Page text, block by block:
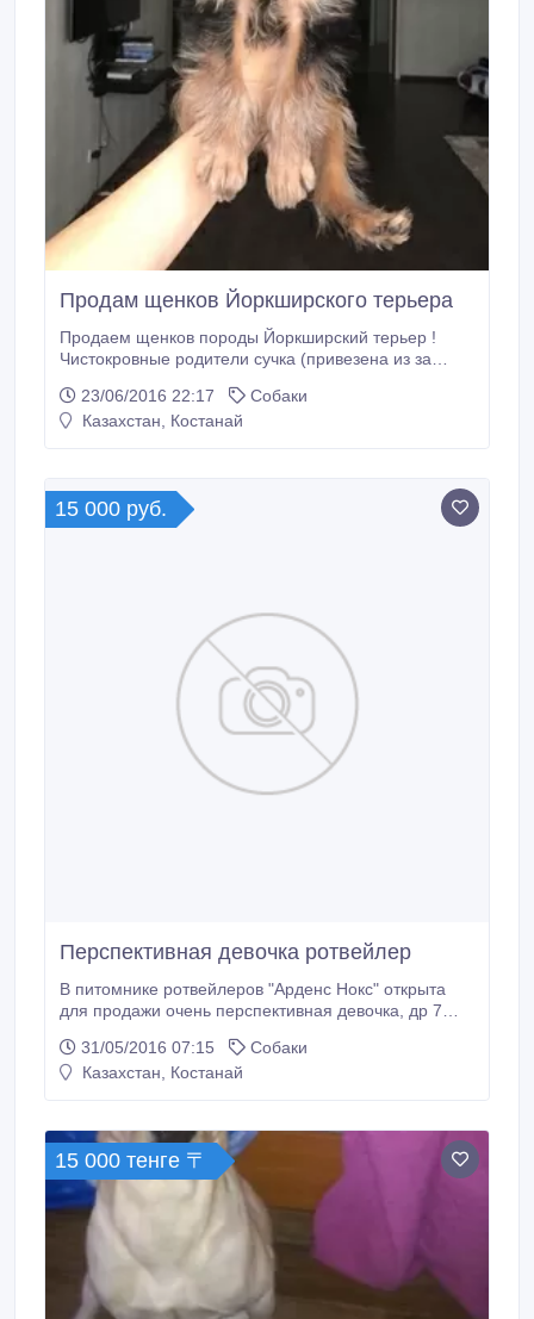
Продам щенков Йоркширского терьера
Продаем щенков породы Йоркширский терьер !
Чистокровные родители сучка (привезена из за
любвеобильная, ласковая) кобель (привезен с
Ташкента отличная родословная умный, послушный
23/06/2016 22:17
Собаки
Казахстан, Костанай
15 000 руб.
Перспективная девочка ротвейлер
В питомнике ротвейлеров "Арденс Нокс" открыта
для продажи очень перспективная девочка, др 7
крепким костяком и очень интересной головой. В
родословной ведущие крови Германии и известные
31/05/2016 07:15
Собаки
Казахстан, Костанай
15 000 тенге 〒